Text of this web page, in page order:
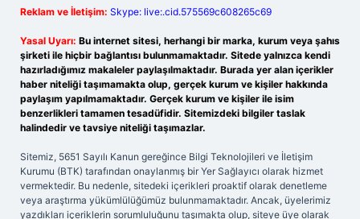
Reklam ve İletişim: Skype: live:.cid.575569c608265c69
Yasal Uyarı: Bu internet sitesi, herhangi bir marka, kurum veya şahıs
şirketi ile hiçbir bağlantısı bulunmamaktadır. Sitede yalnızca kendi
hazırladığımız makaleler paylaşılmaktadır. Burada yer alan içerikler
haber niteliği taşımamakta olup, gerçek kurum ve kişiler hakkında
paylaşım yapılmamaktadır. Gerçek kurum ve kişiler ile isim
benzerlikleri tamamen tesadüfidir. Sitemizdeki bilgiler taslak
halindedir ve tavsiye niteliği taşımazlar.
Sitemiz, 5651 Sayılı Kanun gereğince Bilgi Teknolojileri ve İletişim
Kurumu (BTK) tarafından onaylanmış bir Yer Sağlayıcı olarak hizmet
vermektedir. Bu nedenle, sitedeki içerikleri proaktif olarak denetleme
veya araştırma yükümlülüğümüz bulunmamaktadır. Ancak, üyelerimiz
yazdıkları içeriklerin sorumluluğunu taşımakta olup, siteye üye olarak